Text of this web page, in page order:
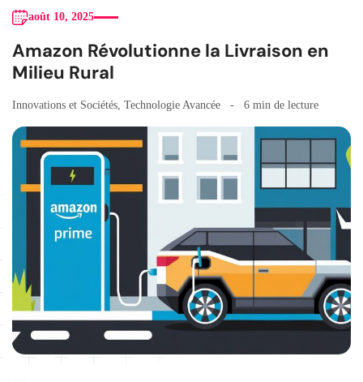
août 10, 2025
Amazon Révolutionne la Livraison en
Milieu Rural
Innovations et Sociétés, Technologie Avancée 6 min de lecture